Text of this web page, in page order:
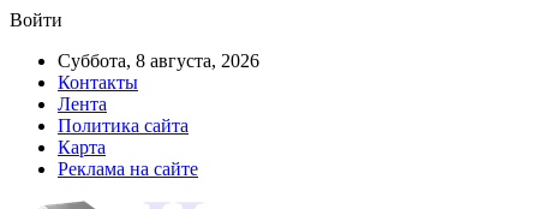
Войти
Суббота, 8 августа, 2026
Контакты
Лента
Политика сайта
Карта
Реклама на сайте